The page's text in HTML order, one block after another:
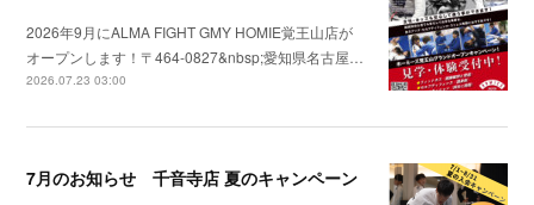
2026年9月にALMA FIGHT GMY HOMIE覚王山店が
オープンします！〒464-0827&nbsp;愛知県名古屋…
2026.07.23 03:00
7月のお知らせ 千音寺店 夏のキャンペーン